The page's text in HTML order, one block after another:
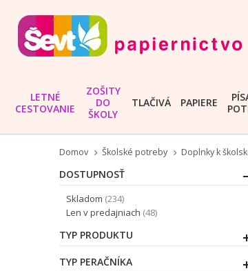
LETNÉ
CESTOVANIE
ZOŠITY
DO
ŠKOLY
TLAČIVÁ PAPIERE
Domov Školské potreby Doplnky k
DOSTUPNOSŤ
Skladom 234
položky
Len v predajniach 48
položky
TYP PRODUKTU
TYP PERAČNÍKA